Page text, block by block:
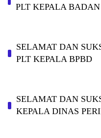
PLT KEPALA
SELAMAT DAN
PLT KEPALA BPBD
SELAMAT DAN
KEPALA DINAS